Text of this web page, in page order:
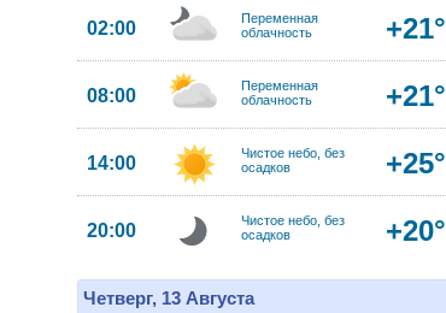
02:00
Переменная
облачность
+21°
08:00
Переменная
облачность
+21°
14:00
Чистое небо, без
осадков
+25°
20:00
Чистое небо, без
осадков
+20°
Четверг, 13 Августа